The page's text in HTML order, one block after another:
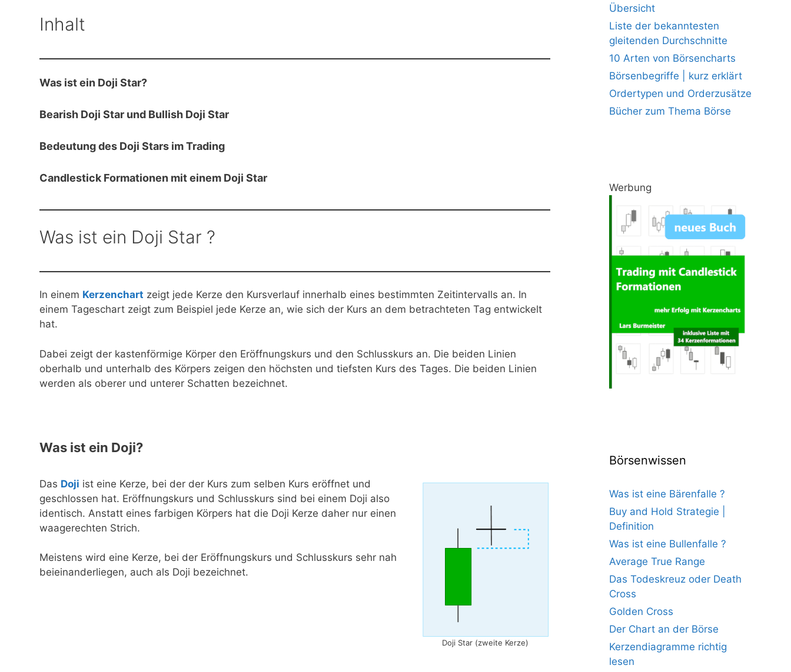
Inhalt
Was ist ein Doji Star?
Bearish Doji Star und Bullish Doji Star
Bedeutung des Doji Stars im Trading
Candlestick Formationen mit einem Doji Star
Was ist ein Doji Star ?
In einem Kerzenchart zeigt jede Kerze den Kursverlauf innerhalb eines bestimmten Zeitintervalls an. In
einem Tageschart zeigt zum Beispiel jede Kerze an, wie sich der Kurs an dem betrachteten Tag entwickelt
hat.
Dabei zeigt der kastenförmige Körper den Eröffnungskurs und den Schlusskurs an. Die beiden Linien
oberhalb und unterhalb des Körpers zeigen den höchsten und tiefsten Kurs des Tages. Die beiden Linien
werden als oberer und unterer Schatten bezeichnet.
Was ist ein Doji?
Doji Star (zweite Kerze)
Das Doji ist eine Kerze, bei der der Kurs zum selben Kurs eröffnet und
geschlossen hat. Eröffnungskurs und Schlusskurs sind bei einem Doji also
identisch. Anstatt eines farbigen Körpers hat die Doji Kerze daher nur einen
waagerechten Strich.
Meistens wird eine Kerze, bei der Eröffnungskurs und Schlusskurs sehr nah
beieinanderliegen, auch als Doji bezeichnet.
Übersicht
Liste der bekanntesten
gleitenden Durchschnitte
10 Arten von Börsencharts
Börsenbegriffe | kurz erklärt
Ordertypen und Orderzusätze
Bücher zum Thema Börse
Werbung
Börsenwissen
Was ist eine Bärenfalle ?
Buy and Hold Strategie |
Definition
Was ist eine Bullenfalle ?
Average True Range
Das Todeskreuz oder Death
Cross
Golden Cross
Der Chart an der Börse
Kerzendiagramme richtig
lesen